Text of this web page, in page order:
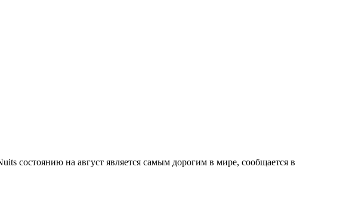
состоянию на август является самым дорогим в мире, сообщается в